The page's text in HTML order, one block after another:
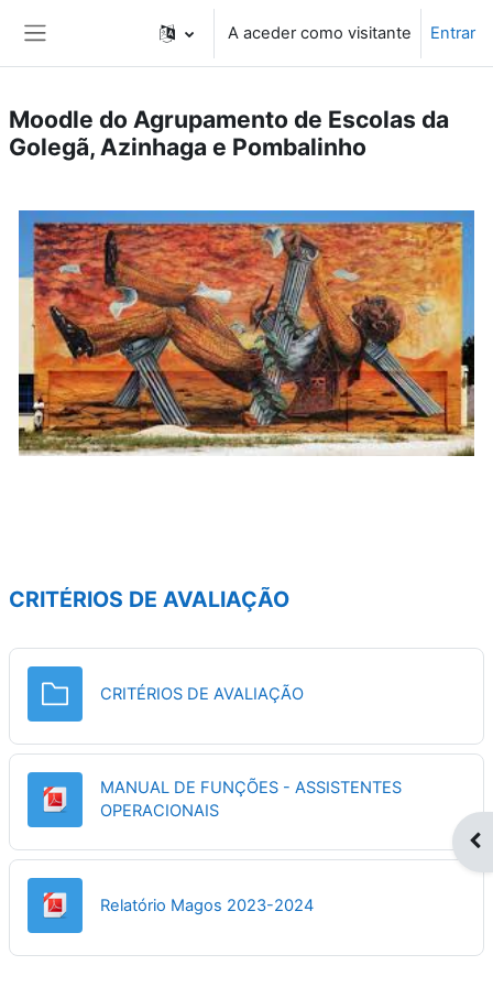
A aceder como visitante Entrar
Moodle do Agrupamento de Escolas da
Golegã, Azinhaga e Pombalinho
CRITÉRIOS DE AVALIAÇÃO
CRITÉRIOS DE AVALIAÇÃOPasta
MANUAL DE FUNÇÕES - ASSISTENTES
OPERACIONAISFicheiro
Relatório Magos 2023-2024Ficheiro